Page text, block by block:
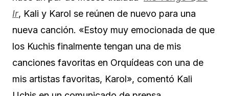
Ir, Kali y Karol se reúnen de nuevo para una
nueva canción. «Estoy muy emocionada de que
los Kuchis finalmente tengan una de mis
canciones favoritas en Orquídeas con una de
mis artistas favoritas, Karol», comentó Kali